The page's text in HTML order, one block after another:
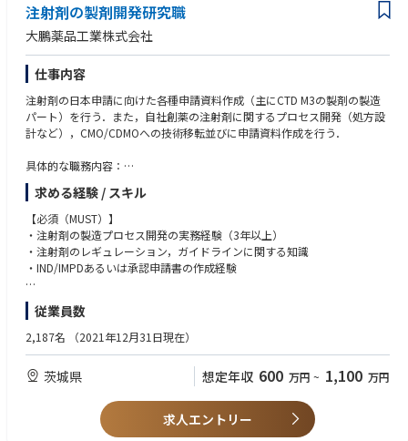
注射剤の製剤開発研究職
大鵬薬品工業株式会社
仕事内容
注射剤の日本申請に向けた各種申請資料作成（主にCTD M3の製剤の製造
パート）を行う．また，自社創薬の注射剤に関するプロセス開発（処方設
計など），CMO/CDMOへの技術移転並びに申請資料作成を行う．
具体的な職務内容：
・製剤化検討（処方設計など）
・CMO/CDMOへの技術移転並びコミュニケーション
・製造プロセスのスケールアップ及び工業化（CMO/CDMOでの対応を主
とする）
・治験や商用に向けた各種申請資料（IND/IMPD・BLA用CTD）の作成並び
に照会対応
・他部門や他社とのコミュニケーションなど
求める経験 / スキル
【必須（MUST）】
・注射剤の製造プロセス開発の実務経験（3年以上）
・注射剤のレギュレーション，ガイドラインに関する知識
・IND/IMPDあるいは承認申請書の作成経験
【歓迎（WANT）】
・注射剤の製剤開発又は分析開発経験
・製剤のプロセス開発におけるクオリティバイデザインの活用経験
できる方
・戦略的思考力を持ち，社内外の関係者と協働し，チームで品質を作り上
げることができる方
【望ましい人物像】
従業員数
2,187名 （2021年12月31日現在）
茨城県 想定年収 600 万円 ~ 1,100 万円
求人エントリー